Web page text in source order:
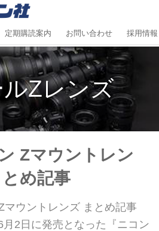
定期購読案内 お問い合わせ 採用情報
Zレンズ
Zマウントレン
め記事
マウントレンズ まとめ記事
月2日に発売となった『ニコン